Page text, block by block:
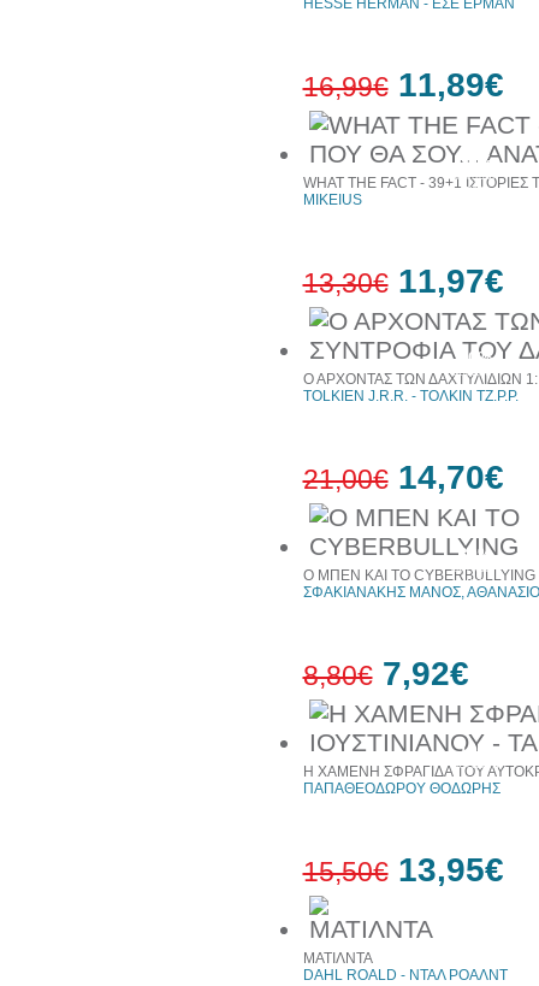
30%
έκπτωση
web
HESSE HERMAN - ΕΣΕ ΕΡΜΑΝ
16,99€ 11,89€
10%
έκπτωση
WHAT THE FACT - 39+1
MIKEIUS
13,30€ 11,97€
30%
έκπτωση
web
Ο ΑΡΧΟΝΤΑΣ ΤΩΝ ΔΑΧΤΥΛΙΔΙΩΝ
TOLKIEN J.R.R. - ΤΟΛΚΙΝ ΤΖ.Ρ.Ρ.
21,00€ 14,70€
10%
έκπτωση
Ο ΜΠΕΝ ΚΑΙ ΤΟ CYBERBULLYING
ΣΦΑΚΙΑΝΑΚΗΣ ΜΑΝΟΣ,
8,80€ 7,92€
Η ΧΑΜΕΝΗ ΣΦΡΑΓΙΔΑ ΤΟΥ
ΠΑΠΑΘΕΟΔΩΡΟΥ ΘΟΔΩΡΗΣ
15,50€ 13,95€
ΜΑΤΙΛΝΤΑ
DAHL ROALD - ΝΤΑΛ ΡΟΑΛΝΤ